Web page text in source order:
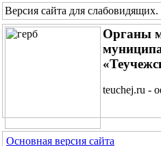
Версия сайта для слабовидящих.
Органы
teuchej.ru -
Основная версия сайта